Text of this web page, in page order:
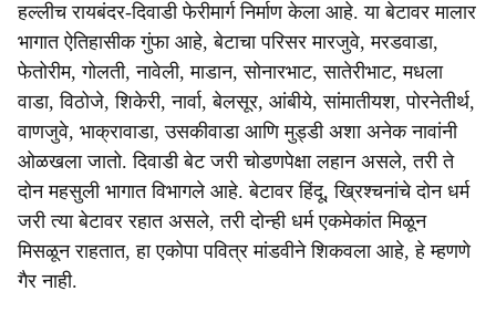
हल्लीच रायबंदर-दिवाडी फेरीमार्ग निर्माण केला आहे. या बेटावर मालार
भागात ऐतिहासीक गुंफा आहे, बेटाचा परिसर मारजुवे, मरडवाडा,
फेतोरीम, गोलती, नावेली, माडान, सोनारभाट, सातेरीभाट, मधला
वाडा, विठोजे, शिकेरी, नार्वा, बेलसूर, आंबीये, सांमातीयश, पोरनेतीर्थ,
वाणजुवे, भाक्रावाडा, उसकीवाडा आणि मुड्डी अशा अनेक नावांनी
ओळखला जातो. दिवाडी बेट जरी चोडणपेक्षा लहान असले, तरी ते
दोन महसुली भागात विभागले आहे. बेटावर हिंदू, ख्रिश्‍चनांचे दोन धर्म
जरी त्या बेटावर रहात असले, तरी दोन्ही धर्म एकमेकांत मिळून
मिसळून राहतात, हा एकोपा पवित्र मांडवीने शिकवला आहे, हे म्हणणे
गैर नाही.